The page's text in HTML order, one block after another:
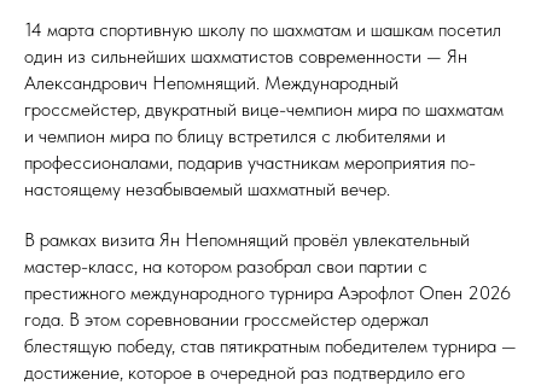
14 марта спортивную школу по шахматам и шашкам посетил
один из сильнейших шахматистов современности — Ян
Александрович Непомнящий. Международный
гроссмейстер, двукратный вице-чемпион мира по шахматам
и чемпион мира по блицу встретился с любителями и
профессионалами, подарив участникам мероприятия по-
настоящему незабываемый шахматный вечер.
В рамках визита Ян Непомнящий провёл увлекательный
мастер-класс, на котором разобрал свои партии с
престижного международного турнира Аэрофлот Опен 2026
года. В этом соревновании гроссмейстер одержал
блестящую победу, став пятикратным победителем турнира —
достижение, которое в очередной раз подтвердило его